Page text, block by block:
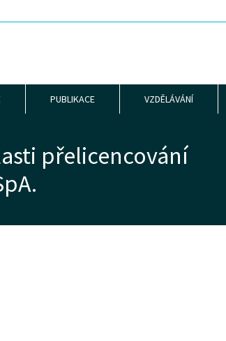
PUBLIKACE VZDĚLÁVÁNÍ
přelicencování